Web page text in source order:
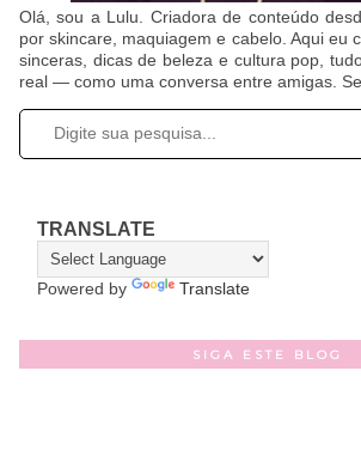
Olá, sou a Lulu. Criadora de conteúdo
por skincare, maquiagem e cabelo. Aqui eu
sinceras, dicas de beleza e cultura pop,
real — como uma conversa entre amigas.
TRANSLATE
Powered by Translate
SIGA ESTE BLOG